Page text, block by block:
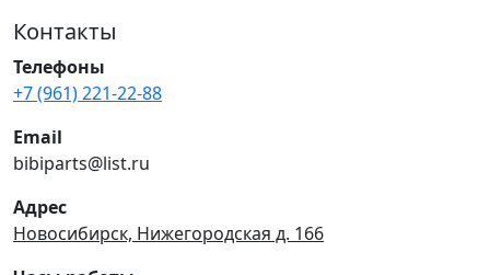
Контакты
Телефоны
+7 (961) 221-22-88
Email
bibiparts@list.ru
Адрес
Новосибирск, Нижегородская д. 166